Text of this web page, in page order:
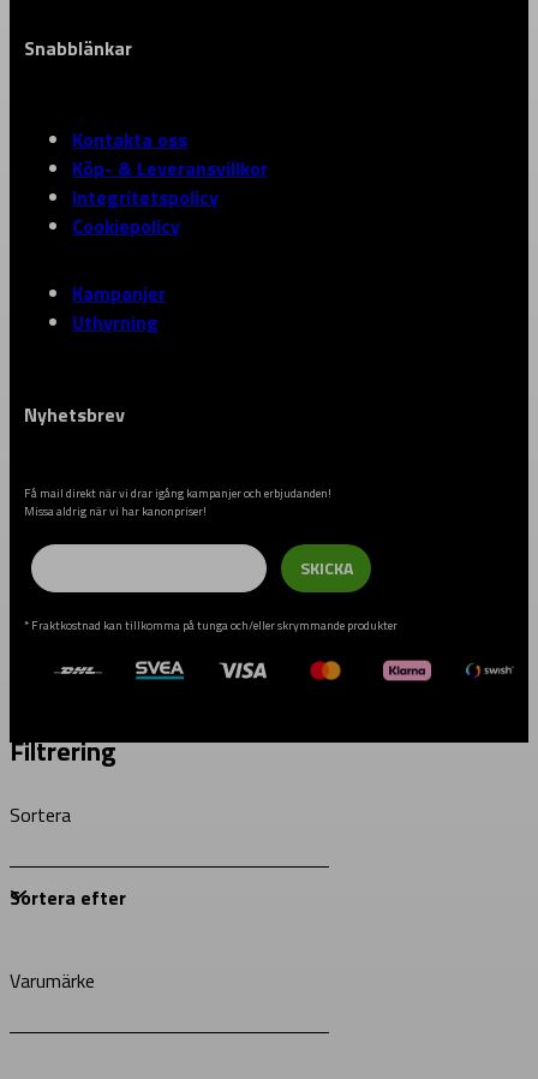
Snabblänkar
Kontakta oss
Köp- & Leveransvillkor
Integritetspolicy
Cookiepolicy
Kampanjer
Uthyrning
Nyhetsbrev
Få mail direkt när vi drar igång kampanjer och erbjudanden!
Missa aldrig när vi har kanonpriser!
Email
SKICKA
* Fraktkostnad kan tillkomma på tunga och/eller skrymmande produkter
Filtrering
Sortera
Varumärke